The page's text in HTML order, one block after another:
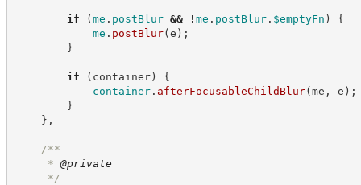
if (me . postBlur && ! me . postBlur. $emptyFn )
{
me . postBlur(e ) ;
}
if ( container)
{
container. afterFocusableChildBlur(me , e ) ;
}
} ,
/**
* @private
*/